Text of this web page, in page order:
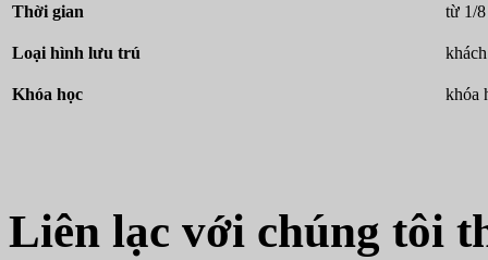
Thời gian
từ 1/
Loại hình lưu trú
Khóa học khóa
Liên lạc với chúng tôi